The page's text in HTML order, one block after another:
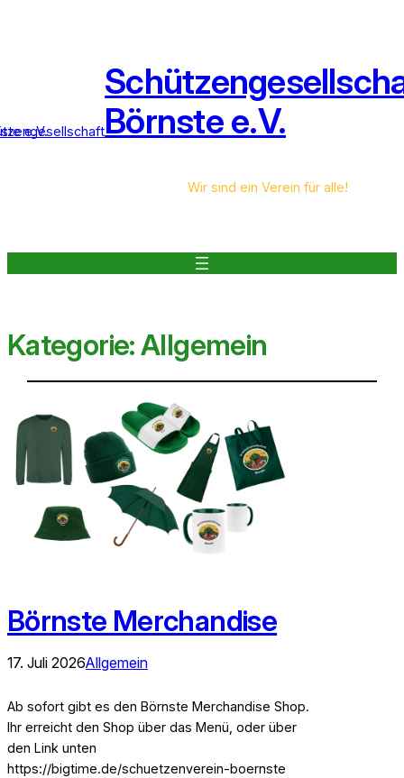
Börnste e.V.
Wir sind ein Verein für alle!
Kategorie:Allgemein
Börnste Merchandise
17. Juli 2026Allgemein
Ab sofort gibt es den Börnste Merchandise Shop.
Ihr erreicht den Shop über das Menü, oder über
den Link unten
https://bigtime.de/schuetzenverein-boernste